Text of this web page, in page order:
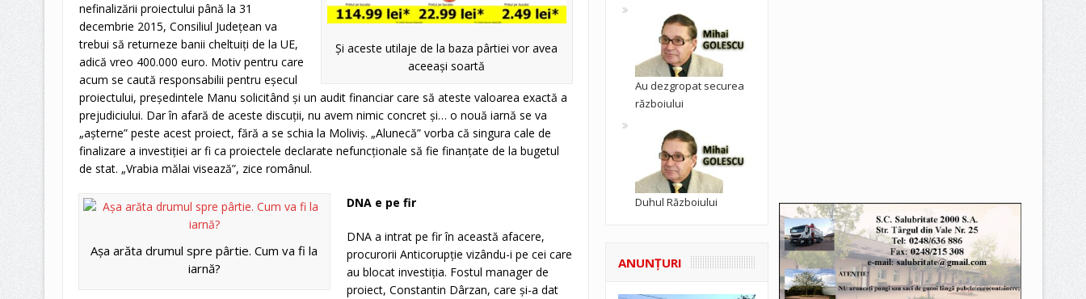
Şi aceste utilaje de la baza pârtiei vor avea
aceeaşi soartă
nefinalizării proiectului până la 31
decembrie 2015, Consiliul Judeţean va
trebui să returneze banii cheltuiţi de la UE,
adică vreo 400.000 euro. Motiv pentru care
acum se caută responsabilii pentru eşecul
proiectului, preşedintele Manu solicitând şi un audit financiar care să ateste valoarea exactă a
prejudiciului. Dar în afară de aceste discuţii, nu avem nimic concret şi… o nouă iarnă se va
„aşterne” peste acest proiect, fără a se schia la Moliviş. „Alunecă” vorba că singura cale de
finalizare a investiţiei ar fi ca proiectele declarate nefuncţionale să fie finanţate de la bugetul
de stat. „Vrabia mălai visează”, zice românul.
Aşa arăta drumul spre pârtie. Cum va fi la
iarnă?
DNA e pe fir
DNA a intrat pe fir în această afacere,
procurorii Anticorupţie vizându-i pe cei care
au blocat investiţia. Fostul manager de
proiect, Constantin Dârzan, care şi-a dat
Au dezgropat securea
războiului
Duhul Războiului
ANUNŢURI